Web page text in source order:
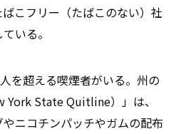
こフリー（たばこのない）社
いる。
を超える喫煙者がいる。州の
York State Quitline）」は、
ニコチンパッチやガムの配布